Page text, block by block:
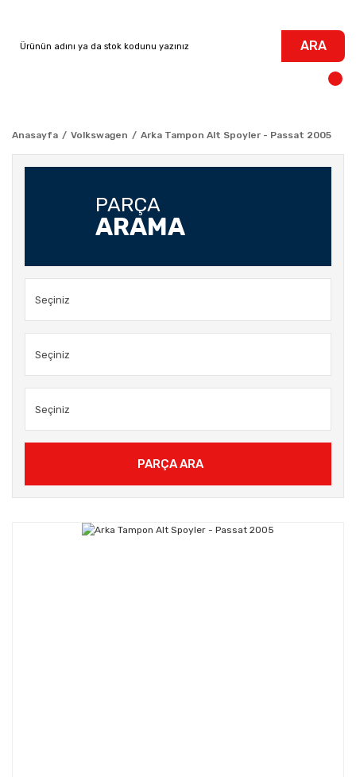
ARA
Anasayfa Volkswagen Arka Tampon Alt Spoyler - Passat 2005
PARÇA
ARAMA
PARÇA ARA